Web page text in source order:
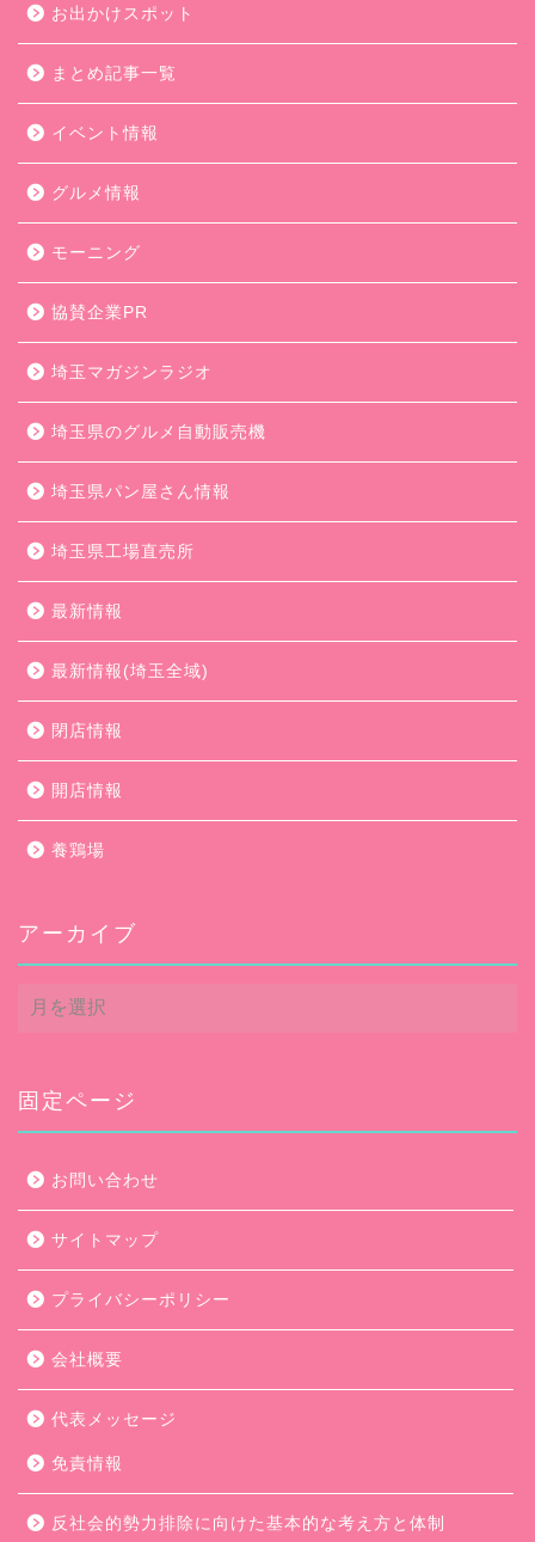
お出かけスポット
まとめ記事一覧
イベント情報
グルメ情報
モーニング
協賛企業PR
埼玉マガジンラジオ
埼玉県のグルメ自動販売機
埼玉県パン屋さん情報
埼玉県工場直売所
最新情報
最新情報(埼玉全域)
閉店情報
開店情報
養鶏場
アーカイブ
ア
ー
ブ
固定ページ
お問い合わせ
サイトマップ
プライバシーポリシー
会社概要
代表メッセージ
免責情報
反社会的勢力排除に向けた基本的な考え方と体制